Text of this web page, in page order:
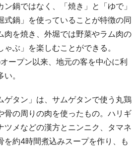
鍋ではなく、「焼き」と「ゆで」
式鍋」を使っていることが特徴の同
肉を焼き、外堀では野菜やラム肉の
ぶ」を楽しむことができる。
ープン以来、地元の客を中心に利
。
タン」は、サムゲタンで使う丸鶏
骨の周りの肉を使ったもの。ハリギ
ツメなどの漢方とニンニク、タマネ
を約4時間煮込みスープを作り、も